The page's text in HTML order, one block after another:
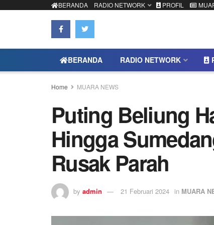
BERANDA RADIO NETWORK PROFIL
BERANDA RADIO NETWORK
Home MUARA NEWS
Puting Beliung
Hingga
Rusak Parah
by admin 21 Februari 2024 in MUARA